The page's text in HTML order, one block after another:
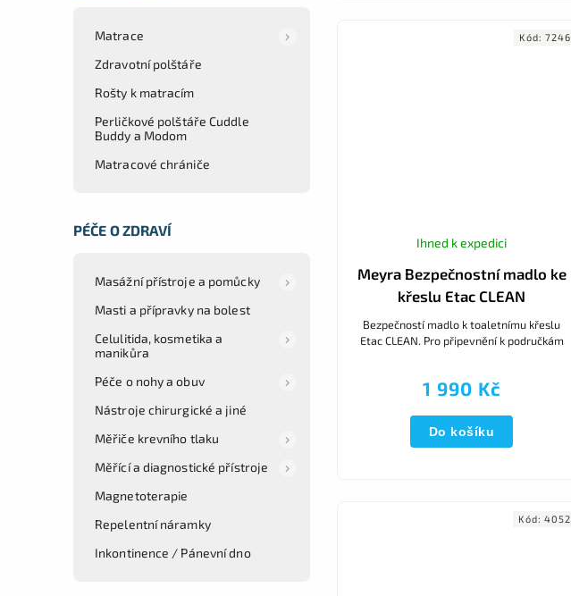
Matrace
Zdravotní polštáře
Rošty k matracím
Perličkové polštáře Cuddle
Buddy a Modom
Matracové chrániče
PÉČE O ZDRAVÍ
Masážní přístroje a pomůcky
Masti a přípravky na bolest
Celulitida, kosmetika a
manikůra
Péče o nohy a obuv
Nástroje chirurgické a jiné
Měřiče krevního tlaku
Měřící a diagnostické přístroje
Magnetoterapie
Repelentní náramky
Inkontinence / Pánevní dno
Meyra Bezpečnostní madlo ke
křeslu Etac CLEAN
Ihned k expedici
1 990 Kč
Do košíku
Bezpečností madlo k toaletnímu křeslu
Etac CLEAN. Pro připevnění k područkám
Kód: 7246
Kód: 4052